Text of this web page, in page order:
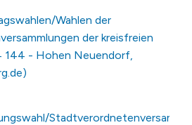
Wahlen der
der kreisfreien
144 - Hohen Neuendorf,